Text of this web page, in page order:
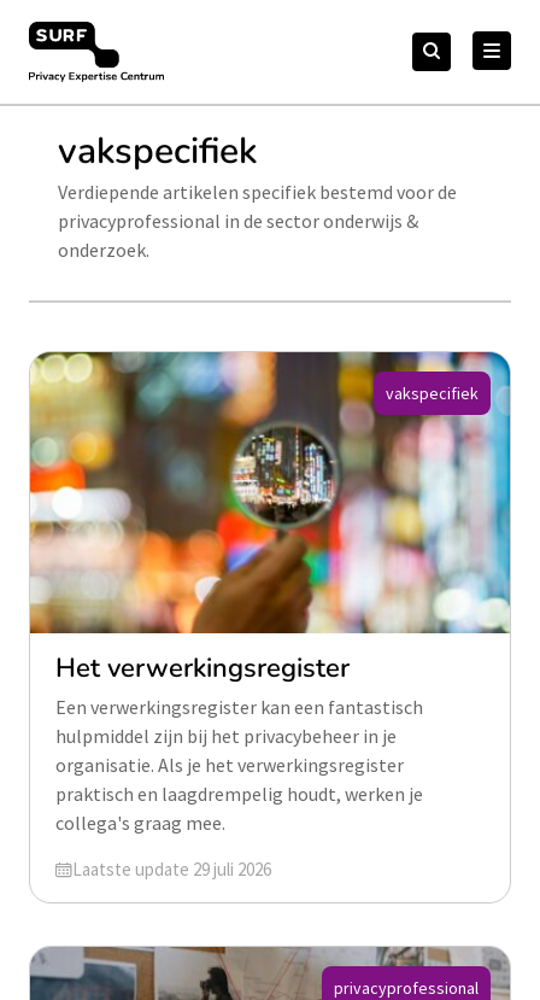
naar
content
Privacy Expertise Centrum
Zoeken
naar:Zoeken
vakspecifiek
Verdiepende artikelen specifiek bestemd voor de
privacyprofessional in de sector onderwijs &
onderzoek.
Het verwerkingsregister
Een verwerkingsregister kan een fantastisch
hulpmiddel zijn bij het privacybeheer in je
organisatie. Als je het verwerkingsregister
praktisch en laagdrempelig houdt, werken je
collega's graag mee.
Geüpdatet op
Laatste update 29 juli 2026
vakspecifiek
privacyprofessional